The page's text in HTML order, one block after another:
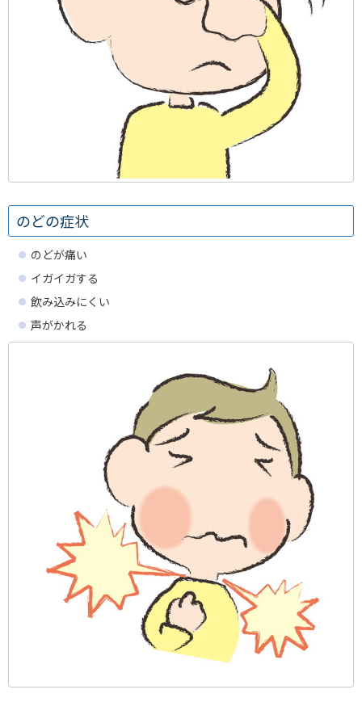
のどの症状
のどが痛い
イガイガする
飲み込みにくい
声がかれる